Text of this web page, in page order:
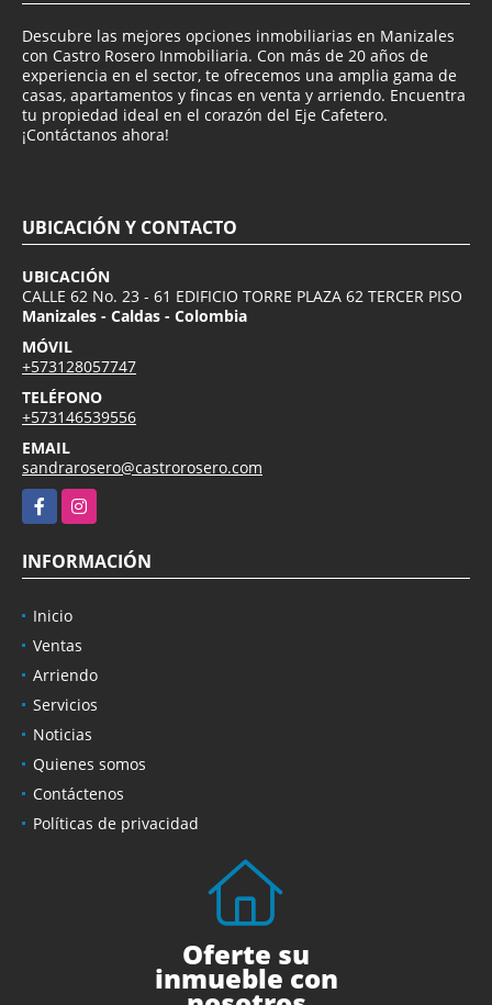
Descubre las mejores opciones inmobiliarias en Manizales
con Castro Rosero Inmobiliaria. Con más de 20 años de
experiencia en el sector, te ofrecemos una amplia gama de
casas, apartamentos y fincas en venta y arriendo. Encuentra
tu propiedad ideal en el corazón del Eje Cafetero.
¡Contáctanos ahora!
UBICACIÓN Y CONTACTO
UBICACIÓN
CALLE 62 No. 23 - 61 EDIFICIO TORRE PLAZA 62 TERCER PISO
Manizales - Caldas - Colombia
MÓVIL
+573128057747
TELÉFONO
+573146539556
EMAIL
sandrarosero@castrorosero.com
FacebookInstagram
INFORMACIÓN
Inicio
Ventas
Arriendo
Servicios
Noticias
Quienes somos
Contáctenos
Políticas de privacidad
Oferte su
inmueble con